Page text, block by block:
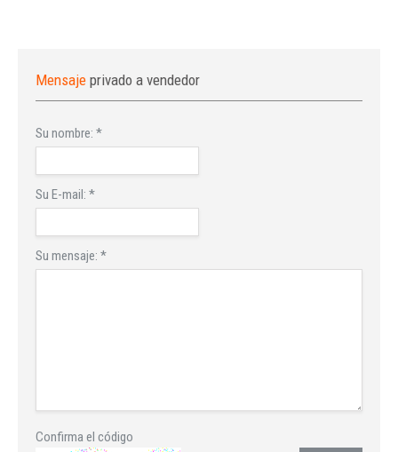
Mensaje privado a vendedor
Su nombre: *
Su E-mail: *
Su mensaje: *
Confirma el código